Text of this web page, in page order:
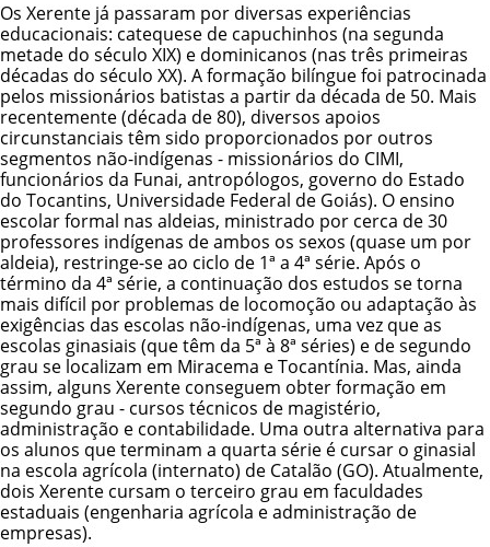
Os Xerente já passaram por diversas experiências
educacionais: catequese de capuchinhos (na segunda
metade do século XIX) e dominicanos (nas três primeiras
décadas do século XX). A formação bilíngue foi patrocinada
pelos missionários batistas a partir da década de 50. Mais
recentemente (década de 80), diversos apoios
circunstanciais têm sido proporcionados por outros
segmentos não-indígenas - missionários do CIMI,
funcionários da Funai, antropólogos, governo do Estado
do Tocantins, Universidade Federal de Goiás). O ensino
escolar formal nas aldeias, ministrado por cerca de 30
professores indígenas de ambos os sexos (quase um por
aldeia), restringe-se ao ciclo de 1ª a 4ª série. Após o
término da 4ª série, a continuação dos estudos se torna
mais difícil por problemas de locomoção ou adaptação às
exigências das escolas não-indígenas, uma vez que as
escolas ginasiais (que têm da 5ª à 8ª séries) e de segundo
grau se localizam em Miracema e Tocantínia. Mas, ainda
assim, alguns Xerente conseguem obter formação em
segundo grau - cursos técnicos de magistério,
administração e contabilidade. Uma outra alternativa para
os alunos que terminam a quarta série é cursar o ginasial
na escola agrícola (internato) de Catalão (GO). Atualmente,
dois Xerente cursam o terceiro grau em faculdades
estaduais (engenharia agrícola e administração de
empresas).